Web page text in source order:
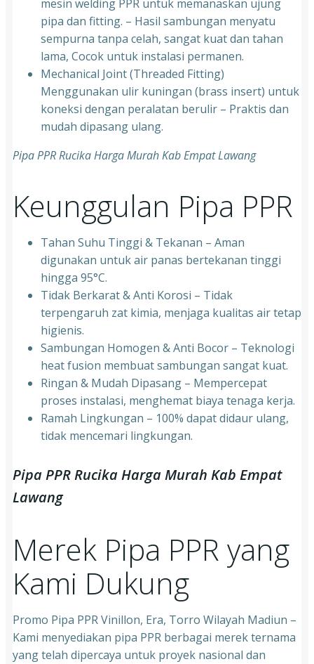
mesin welding PPR untuk memanaskan ujung
pipa dan fitting. – Hasil sambungan menyatu
sempurna tanpa celah, sangat kuat dan tahan
lama, Cocok untuk instalasi permanen.
⁠Mechanical Joint (Threaded Fitting)
Menggunakan ulir kuningan (brass insert) untuk
koneksi dengan peralatan berulir – Praktis dan
mudah dipasang ulang.
Pipa PPR Rucika Harga Murah Kab Empat Lawang
Keunggulan Pipa PPR
Tahan Suhu Tinggi & Tekanan – Aman
digunakan untuk air panas bertekanan tinggi
hingga 95°C.
⁠Tidak Berkarat & Anti Korosi – Tidak
terpengaruh zat kimia, menjaga kualitas air tetap
higienis.
⁠Sambungan Homogen & Anti Bocor – Teknologi
heat fusion membuat sambungan sangat kuat.
⁠Ringan & Mudah Dipasang – Mempercepat
proses instalasi, menghemat biaya tenaga kerja.
⁠Ramah Lingkungan – 100% dapat didaur ulang,
tidak mencemari lingkungan.
Pipa PPR Rucika Harga Murah Kab Empat
Lawang
Merek Pipa PPR yang
Kami Dukung
Promo Pipa PPR Vinillon, Era, Torro Wilayah Madiun –
Kami menyediakan pipa PPR berbagai merek ternama
yang telah dipercaya untuk proyek nasional dan